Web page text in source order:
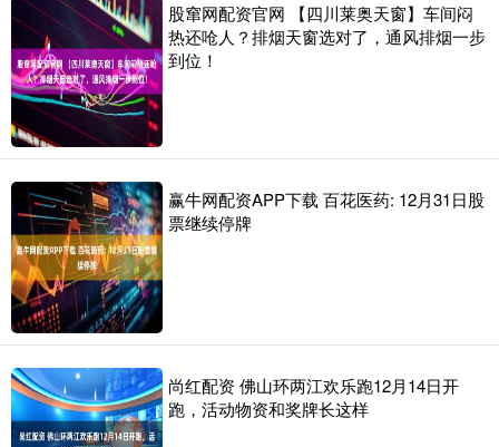
股窜网配资官网 【四川莱奥天窗】车间闷
热还呛人？排烟天窗选对了，通风排烟一步
到位！
赢牛网配资APP下载 百花医药: 12月31日股
票继续停牌
尚红配资 佛山环两江欢乐跑12月14日开
跑，活动物资和奖牌长这样